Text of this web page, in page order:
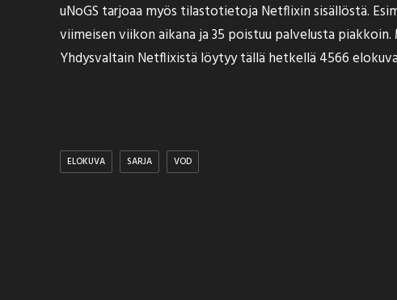
uNoGS tarjoaa myös tilastotietoja Netflixin sisällöstä.
viimeisen viikon aikana ja 35 poistuu palvelusta
Yhdysvaltain Netflixistä löytyy tällä hetkellä 4566 elokuvaa
ELOKUVA SARJA VOD